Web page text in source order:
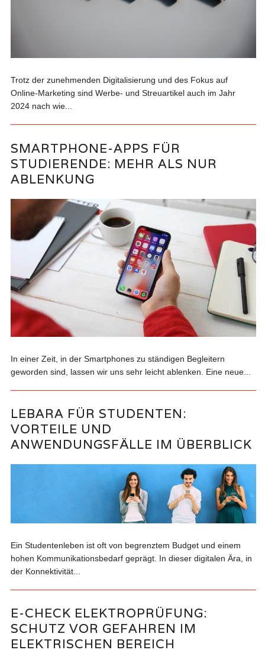
Trotz der zunehmenden Digitalisierung und des Fokus auf
Online-Marketing sind Werbe- und Streuartikel auch im Jahr
2024 nach wie...
SMARTPHONE-APPS FÜR
STUDIERENDE: MEHR ALS NUR
ABLENKUNG
In einer Zeit, in der Smartphones zu ständigen Begleitern
geworden sind, lassen wir uns sehr leicht ablenken. Eine neue...
LEBARA FÜR STUDENTEN:
VORTEILE UND
ANWENDUNGSFÄLLE IM ÜBERBLICK
Ein Studentenleben ist oft von begrenztem Budget und einem
hohen Kommunikationsbedarf geprägt. In dieser digitalen Ära, in
der Konnektivität...
E-CHECK ELEKTROPRÜFUNG:
SCHUTZ VOR GEFAHREN IM
ELEKTRISCHEN BEREICH